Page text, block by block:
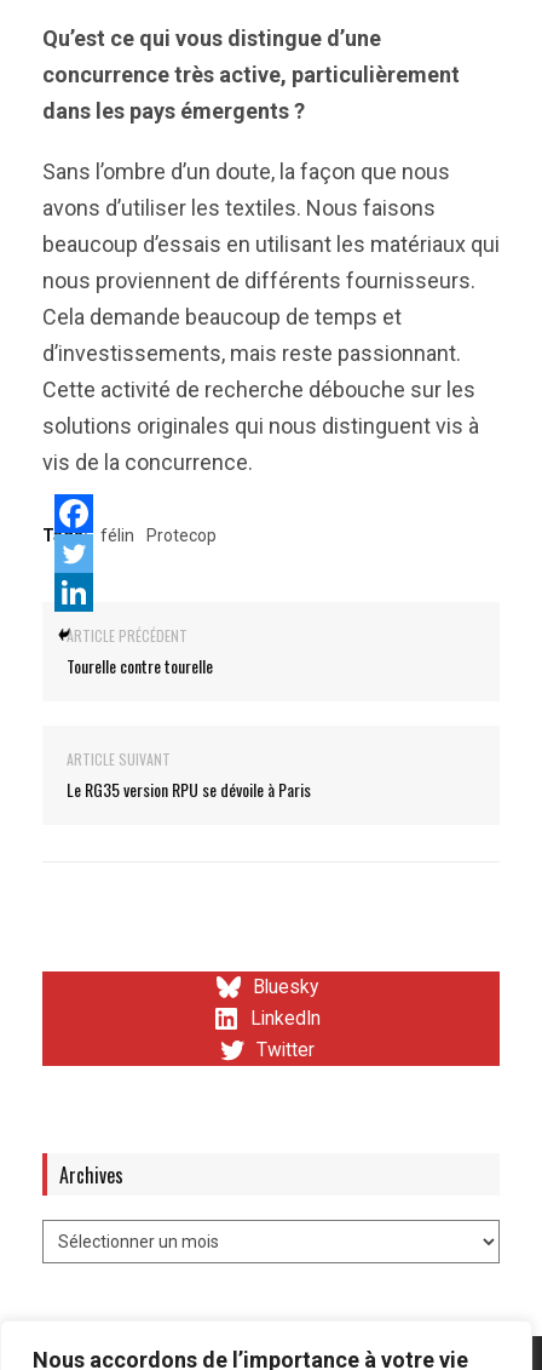
Nous accordons de l’importance à votre vie
Qu’est ce qui vous distingue d’une
concurrence très active, particulièrement
dans les pays émergents ?
Sans l’ombre d’un doute, la façon que nous
avons d’utiliser les textiles. Nous faisons
beaucoup d’essais en utilisant les matériaux qui
nous proviennent de différents fournisseurs.
Cela demande beaucoup de temps et
d’investissements, mais reste passionnant.
Cette activité de recherche débouche sur les
solutions originales qui nous distinguent vis à
vis de la concurrence.
Tags: félin Protecop
ARTICLE PRÉCÉDENT
Tourelle contre tourelle
ARTICLE SUIVANT
Le RG35 version RPU se dévoile à Paris
Bluesky
LinkedIn
Twitter
Archives